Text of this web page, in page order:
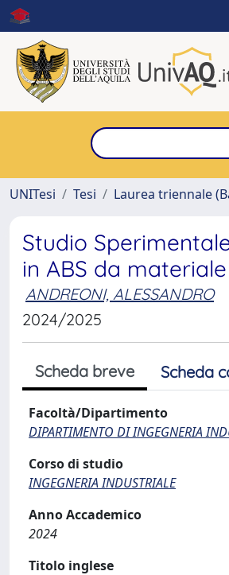
UNITesi
Tesi Laurea triennale
Studio
in ABS da
ANDREONI, ALESSANDRO
2024/2025
Scheda breve Scheda
Facoltà/Dipartimento
DIPARTIMENTO DI INGEGNERIA
Corso di studio
INGEGNERIA INDUSTRIALE
Anno Accademico
2024
Titolo inglese